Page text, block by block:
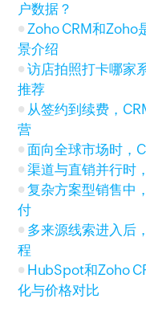
户数据？
Zoho CRM和Zoho
景介绍
访店拍照打卡哪家
推荐
从签约到续费，
营
面向全球市场时，
渠道与直销并行时
复杂方案型销售中
付
多来源线索进入后
程
HubSpot和Zoho
化与价格对比